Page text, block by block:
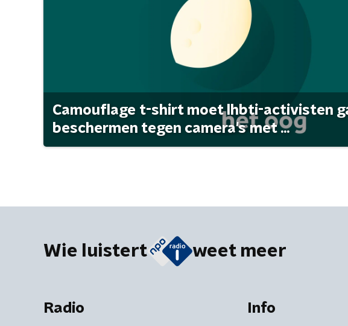
Camouflage t-shirt moet lhbti-activisten
beschermen tegen camera's met ...
Wie luistert weet meer
Radio Info